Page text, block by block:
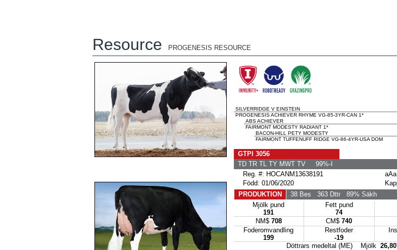
Resource PROGENESIS RESOURCE
SILVERRIDGE V EINSTEIN
PROGENESIS ACHIEVER RHYME VG-85-3YR-CAN 1*
ABS ACHIEVER
FAIRMONT MODESTY RADIANT 1*
BACON-HILL PETY MODESTY
FAIRMONT TUFFENUFF RIDGE VG-86-4YR-USA DOM
GTPI 3056
TD TR TL TY MWT TV 99%-I
Reg. #: HOCANM13638191
Född: 01/06/2020
PRODUKTION
38 Bes 363 Dttr89% Säkh
Mjölk pund
191
Fett pund
74
NM$ 708 CM$ 740
Foderomvandling
199
Restfoder
-19
Döttrars medeltal (ME) Mjölk